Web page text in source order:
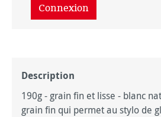
Connexion
Description
190g - grain fin et lisse - blanc
grain fin qui permet au stylo de